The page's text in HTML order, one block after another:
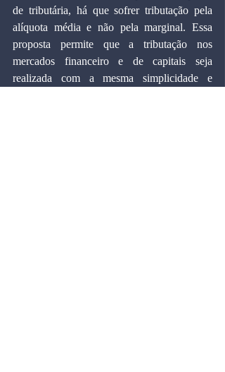
de tributária, há que sofrer tributação pela
alíquota média e não pela marginal. Essa
proposta permite que a tributação nos
mercados financeiro e de capitais seja
realizada com a mesma simplicidade e